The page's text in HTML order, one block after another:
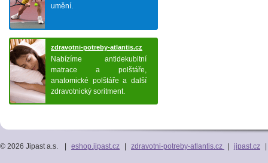
umění.
zdravotni-potreby-atlantis.cz
Nabízíme antidekubitní
matrace a polštáře,
anatomické polštáře a další
zdravotnický soritment.
eshop.jipast.cz zdravotni-potreby-atlantis.cz jipast.cz
© 2026 Jipast a.s.